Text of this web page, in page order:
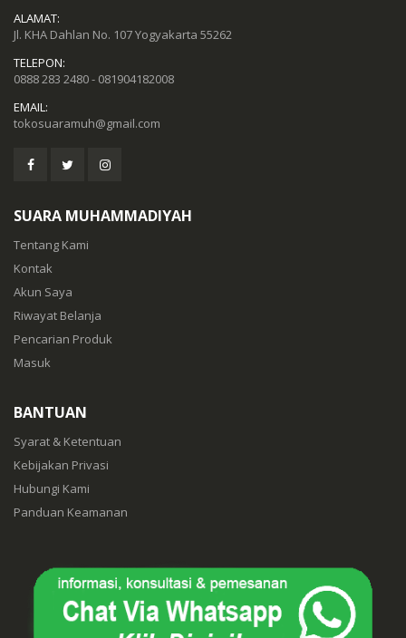
ALAMAT:
Jl. KHA Dahlan No. 107 Yogyakarta 55262
TELEPON:
0888 283 2480 - 081904182008
EMAIL:
tokosuaramuh@gmail.com
SUARA MUHAMMADIYAH
Tentang Kami
Kontak
Akun Saya
Riwayat Belanja
Pencarian Produk
Masuk
BANTUAN
Syarat & Ketentuan
Kebijakan Privasi
Hubungi Kami
Panduan Keamanan